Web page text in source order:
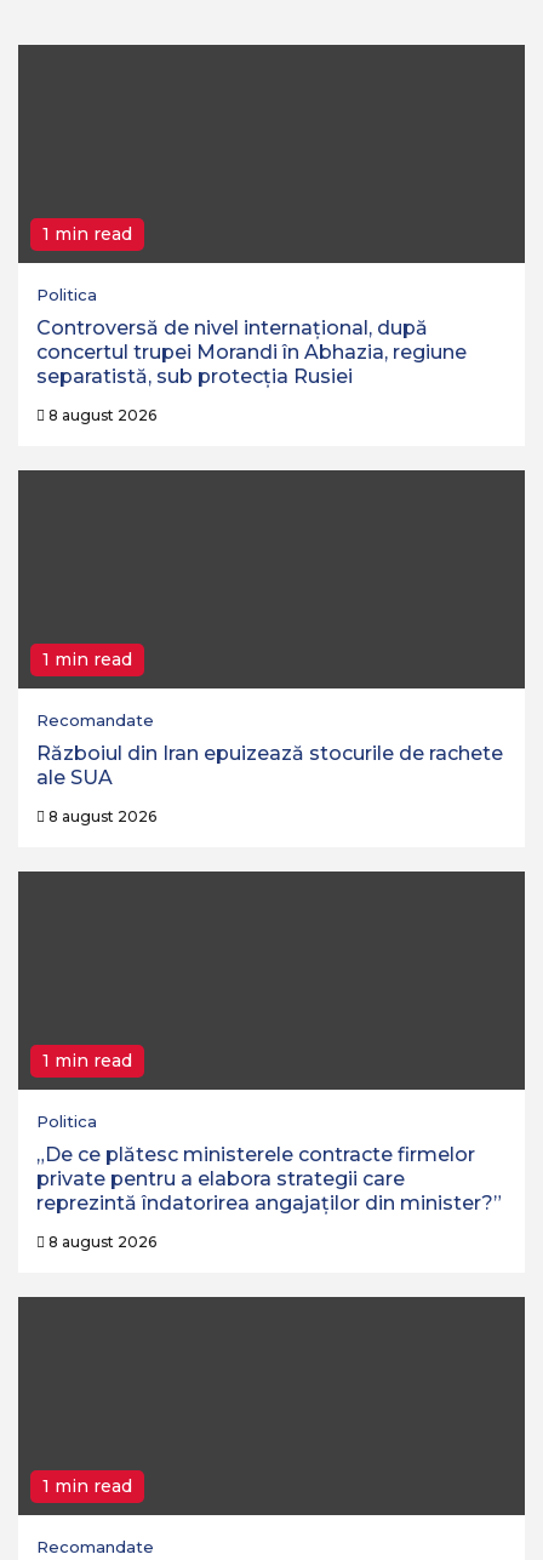
1 min read
Politica
Controversă de nivel internațional, după
concertul trupei Morandi în Abhazia, regiune
separatistă, sub protecția Rusiei
8 august 2026
1 min read
Recomandate
Războiul din Iran epuizează stocurile de rachete
ale SUA
8 august 2026
1 min read
Politica
„De ce plătesc ministerele contracte firmelor
private pentru a elabora strategii care
reprezintă îndatorirea angajaților din minister?”
8 august 2026
1 min read
Recomandate